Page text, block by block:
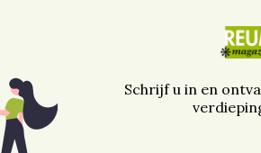
Schrijf u in en